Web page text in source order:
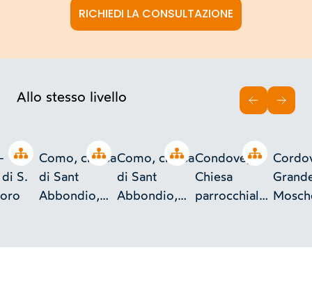
RICHIEDI LA CONSULTAZIONE
Allo stesso livello
Open tree
S.
Open tree
Como, chiesa
di Sant
Abbondio,
disegno
Open tree
Como, chiesa
di Sant
Abbondio,
Open tree
Condove,
Chiesa
parrocchiale
esterno
delle
INDIETRO